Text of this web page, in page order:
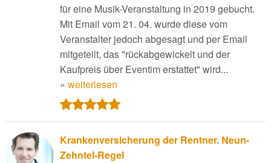
für eine Musik-Veranstaltung in 2019 gebucht.
Mit Email vom 21. 04. wurde diese vom
Veranstalter jedoch abgesagt und per Email
mitgeteilt, das "rückabgewickelt und der
Kaufpreis über Eventim erstattet" wird...
» weiterlesen
Krankenversicherung der Rentner. Neun-
Zehntel-Regel